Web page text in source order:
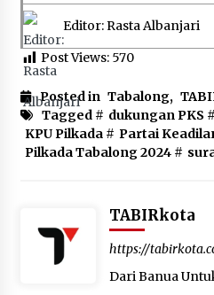
Editor: Rasta Albanjari
Post Views: 570
Posted in Tabalong,
Tagged # dukungan PKS #
KPU Pilkada# Partai
Pilkada Tabalong 2024#
TABIRkota
https://
Dari Banua